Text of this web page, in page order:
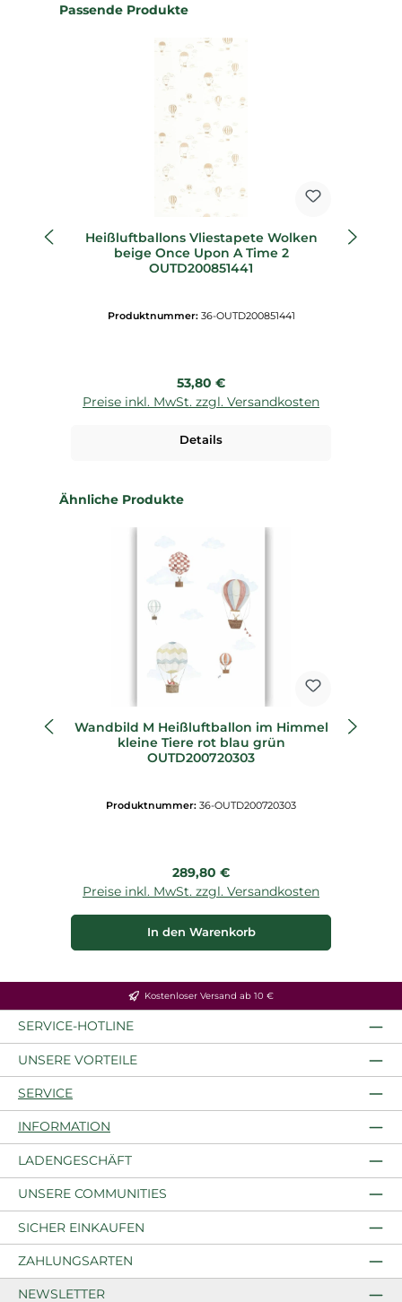
Produktgalerie überspringen
Passende Produkte
Heißluftballons Vliestapete Wolken
beige Once Upon A Time 2
OUTD200851441
Produktnummer: 36-OUTD200851441
Regulärer Preis:
53,80 €
Preise inkl. MwSt. zzgl. Versandkosten
Details
Produktgalerie überspringen
Ähnliche Produkte
Wandbild M Heißluftballon im Himmel
kleine Tiere rot blau grün
OUTD200720303
Produktnummer: 36-OUTD200720303
Regulärer Preis:
289,80 €
Preise inkl. MwSt. zzgl. Versandkosten
In den Warenkorb
Kostenloser Versand ab 10 €
SERVICE-HOTLINE
UNSERE VORTEILE
SERVICE
INFORMATION
LADENGESCHÄFT
UNSERE COMMUNITIES
SICHER EINKAUFEN
ZAHLUNGSARTEN
NEWSLETTER